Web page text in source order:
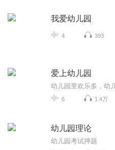
我爱幼儿园
4 393
爱上幼儿园
6 1.4万
幼儿园理论
幼儿园考试押题